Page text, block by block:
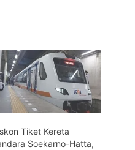
Tiket Kereta
Soekarno-Hatta,